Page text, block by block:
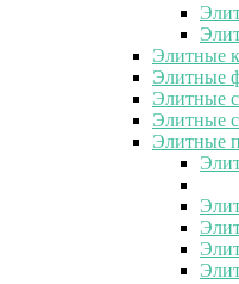
Элитные
Элитные
Элитные
Элитные
Элитные